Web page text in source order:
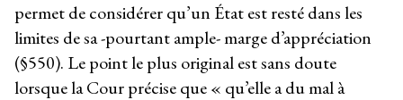
permet de considérer qu’un État est resté dans les
limites de sa -pourtant ample- marge d’appréciation
(§550). Le point le plus original est sans doute
lorsque la Cour précise que « qu’elle a du mal à